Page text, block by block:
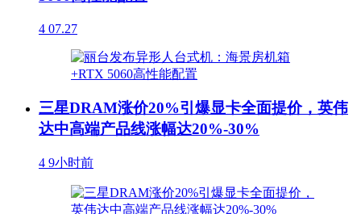
4 07.27
三星DRAM涨价20%引爆显卡全面提价，英伟
达中高端产品线涨幅达20%-30%
4 9小时前